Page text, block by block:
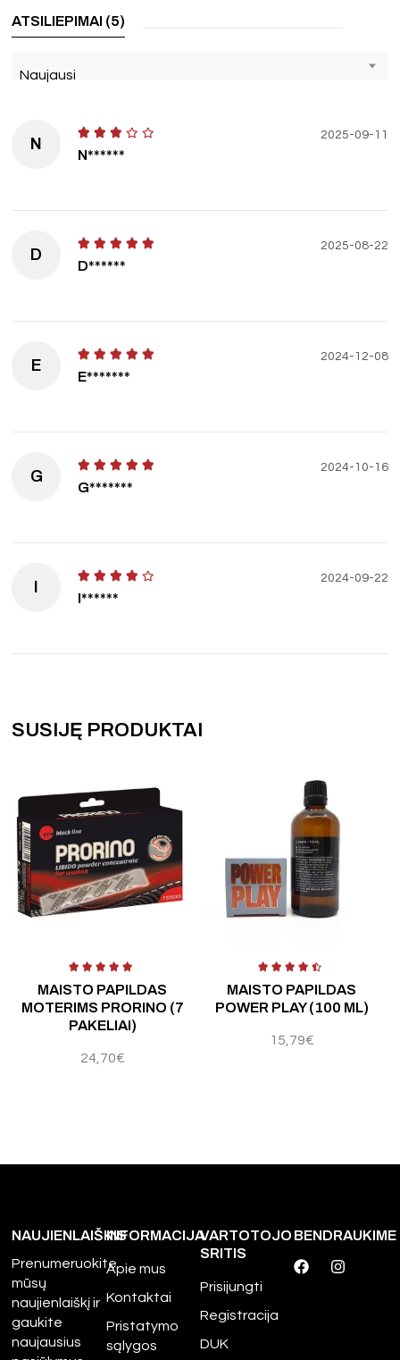
ATSILIEPIMAI (5)
Naujausi
N
N******
2025-09-11
D
D******
2025-08-22
E
E*******
2024-12-08
G
G*******
2024-10-16
I
I******
2024-09-22
SUSIJĘ PRODUKTAI
MAISTO PAPILDAS
MOTERIMS PRORINO (7
PAKELIAI)
24,70€
MAISTO PAPILDAS
POWER PLAY (100 ML)
15,79€
Įvertinimas:5.00
NAUJIENLAIŠKIS
Prenumeruokite
mūsų
naujienlaiškį ir
gaukite
naujausius
INFORMACIJA
Apie mus
Kontaktai
Pristatymo
sąlygos
VARTOTOJO
SRITIS
Prisijungti
Registracija
DUK
BENDRAUKIME